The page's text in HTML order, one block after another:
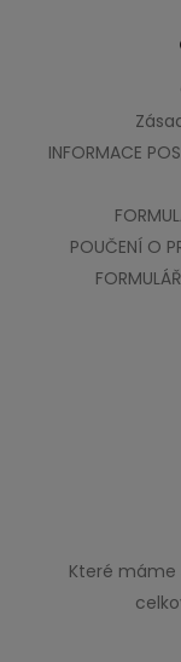
INFORMACE
POUČENÍ O
Které máme